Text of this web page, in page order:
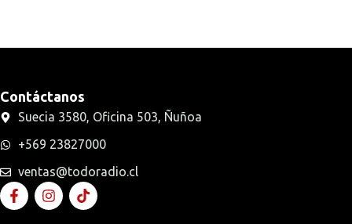
Contáctanos
Suecia 3580, Oficina 503, Ñuñoa
+569 23827000
ventas@todoradio.cl